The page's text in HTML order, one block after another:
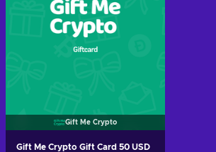
Gift Me Crypto
Gift Me Crypto Gift Card 50 USD